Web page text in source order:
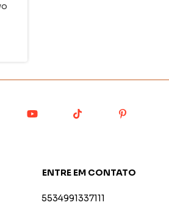
ENTRE EM CONTATO
5534991337111